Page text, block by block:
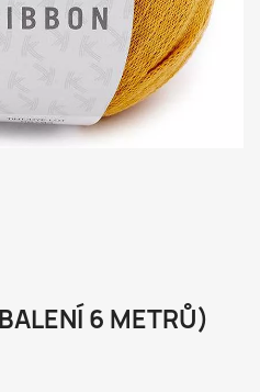
6 METRŮ)